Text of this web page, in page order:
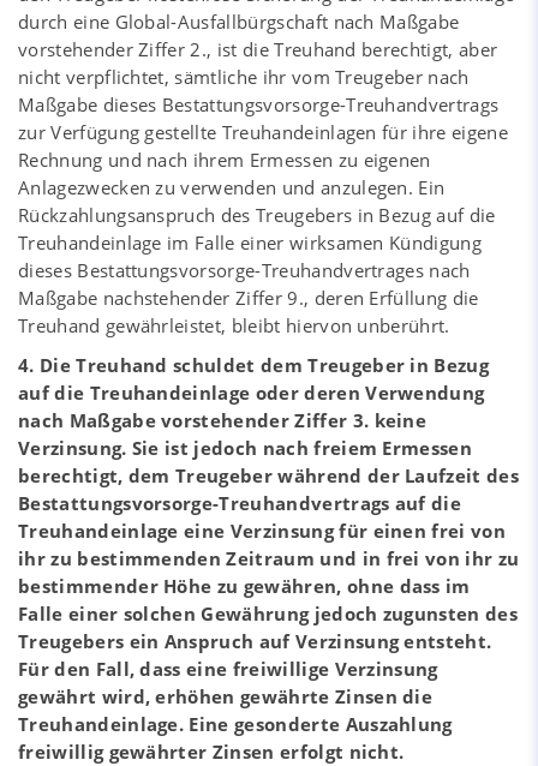
durch eine Global-Ausfallbürgschaft nach Maßgabe
vorstehender Ziffer 2., ist die Treuhand berechtigt, aber
nicht verpflichtet, sämtliche ihr vom Treugeber nach
Maßgabe dieses Bestattungsvorsorge-Treuhandvertrags
zur Verfügung gestellte Treuhandeinlagen für ihre eigene
Rechnung und nach ihrem Ermessen zu eigenen
Anlagezwecken zu verwenden und anzulegen. Ein
Rückzahlungsanspruch des Treugebers in Bezug auf die
Treuhandeinlage im Falle einer wirksamen Kündigung
dieses Bestattungsvorsorge-Treuhandvertrages nach
Maßgabe nachstehender Ziffer 9., deren Erfüllung die
Treuhand gewährleistet, bleibt hiervon unberührt.
4. Die Treuhand schuldet dem Treugeber in Bezug
auf die Treuhandeinlage oder deren Verwendung
nach Maßgabe vorstehender Ziffer 3. keine
Verzinsung. Sie ist jedoch nach freiem Ermessen
berechtigt, dem Treugeber während der Laufzeit des
Bestattungsvorsorge-Treuhandvertrags auf die
Treuhandeinlage eine Verzinsung für einen frei von
ihr zu bestimmenden Zeitraum und in frei von ihr zu
bestimmender Höhe zu gewähren, ohne dass im
Falle einer solchen Gewährung jedoch zugunsten des
Treugebers ein Anspruch auf Verzinsung entsteht.
Für den Fall, dass eine freiwillige Verzinsung
gewährt wird, erhöhen gewährte Zinsen die
Treuhandeinlage. Eine gesonderte Auszahlung
freiwillig gewährter Zinsen erfolgt nicht.